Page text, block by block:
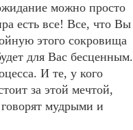
можно просто
есть все! Все, что Вы
этого сокровища
для Вас бесценным.
И те, у кого
за этой мечтой,
мудрыми и